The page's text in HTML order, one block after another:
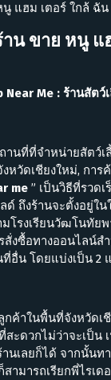
แฮม เตอร์ ใกล้ ฉัน
น ขาย หนู แ
Near Me : ร้านสัตว์
นที่ที่จำหน่ายสัตว์เ
หวัดเชียงใหม่, การ
me ” เป็นวิธีที่รวด
ด์ ถึงร้านจะตั้งอยู่ใน
มโรงเรียนวัฒโนทัย
สั่งซื้อทางออนไลน์ส
อื่น โดยแบ่งเป็น 2
ค้าในพื้นที่จังหวัดเ
ะดวกไม่ว่าจะเป็น
นเลยก็ได้ จากนั้นท
ามารถเรียกพี่ไรเ